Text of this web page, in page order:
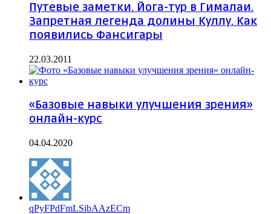
Путевые заметки. Йога-тур в Гималаи.
Запретная легенда долины Куллу. Как
появились Фансигары
22.03.2011
«Базовые навыки улучшения зрения»
онлайн-курс
04.04.2020
qPyFPdFmLSibAAzECm